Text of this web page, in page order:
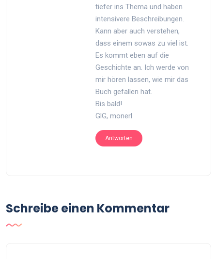
tiefer ins Thema und haben
intensivere Beschreibungen.
Kann aber auch verstehen,
dass einem sowas zu viel ist.
Es kommt eben auf die
Geschichte an. Ich werde von
mir hören lassen, wie mir das
Buch gefallen hat.
Bis bald!
GlG, monerl
Antworten
Schreibe einen Kommentar